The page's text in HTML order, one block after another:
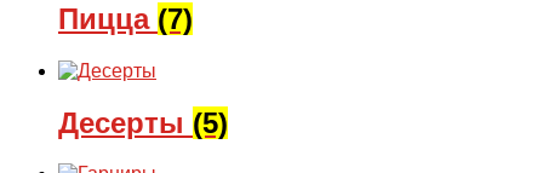
Пицца (7)
Десерты (5)